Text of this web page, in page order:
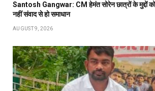
Santosh Gangwar: CM हेमंत सोरेन छात्रों के मुद्दों
नहीं संवाद से हो समाधान
AUGUST 9, 2026